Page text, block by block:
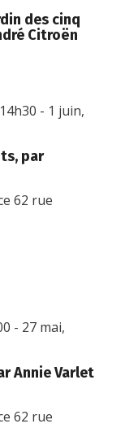
des cinq
Citroën
par
- 1 juin,
62 rue
Annie Varlet
- 27 mai,
62 rue